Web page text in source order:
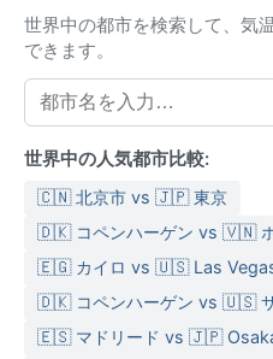
世界中の都市を検索して、気
できます。
世界中の人気都市比較:
🇨🇳 北京市 vs 🇯🇵 東京
🇩🇰 コペンハーゲン vs 🇻🇳
🇪🇬 カイロ vs 🇺🇸 Las
🇩🇰 コペンハーゲン vs 🇺🇸 サ
🇪🇸 マドリード vs 🇯🇵